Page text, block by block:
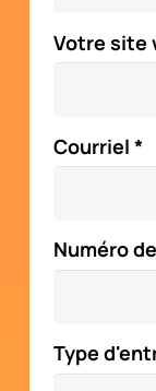
Votre site
Courriel *
Numéro
Type